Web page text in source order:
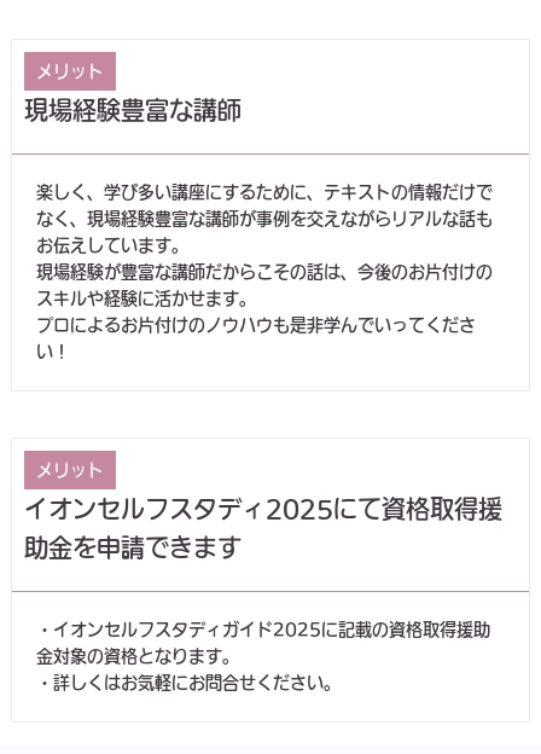
メリット
現場経験豊富な講師
楽しく、学び多い講座にするために、テキストの情報だけで
なく、現場経験豊富な講師が事例を交えながらリアルな話も
お伝えしています。
現場経験が豊富な講師だからこその話は、今後のお片付けの
スキルや経験に活かせます。
プロによるお片付けのノウハウも是非学んでいってくださ
い！
メリット
イオンセルフスタディ2025にて資格取得援
助金を申請できます
・イオンセルフスタディガイド2025に記載の資格取得援助
金対象の資格となります。
・詳しくはお気軽にお問合せください。